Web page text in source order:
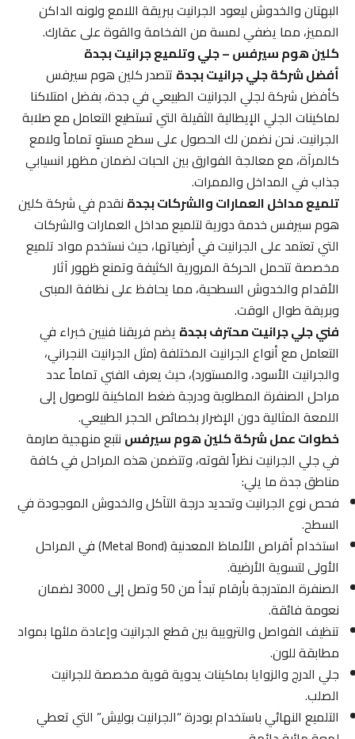
البهتان والخدوش ليعود الجرانيت ببريقة اللامع ولونه الداكن
المميز، مما يضفي لمسة من الفخامة والقوة على عقارك.
كلين هوم سيرفس – جلي وتلميع جرانيت بجدة
أفضل شركة جلي جرانيت بجدةتتصدر كلين هوم سيرفس
كأفضل شركة لجلي الجرانيت الطبيعي في جدة، بفضل امتلاكنا
لماكينات الجلي الإيطالية الثقيلة التي تستطيع التعامل مع صلابة
الجرانيت. نحن نضمن لك الحصول على سطح مستوٍ تماماً ولامع
كالمرآة، مع معالجة الفوارق بين الحبات لضمان مظهر انسيابي
جذاب في المداخل والممرات.
تلميع مداخل العمارات والشركات بجدةنقدم في شركة كلين
هوم سيرفس خدمة دورية لتلميع مداخل العمارات والشركات
التي تعتمد على الجرانيت في أرضياتها، حيث نستخدم مواد تلميع
مخصصة تتحمل الحركة المرورية الكثيفة وتمنع ظهور آثار
الأقدام والخدوش السطحية، مما يحافظ على نظافة المبنى
وبريقة طوال الوقت.
فني جلي جرانيت محترف بجدةيضم فريقنا فنيين خبراء في
التعامل مع أنواع الجرانيت المختلفة (مثل الجرانيت النجراني،
والجرانيت الأسود، والمستورد)، حيث يعرف الفني تماماً عدد
مراحل الصنفرة المطلوبة ودرجة ضغط الماكينة للوصول إلى
اللمعة المثالية دون الإضرار بخصائص الحجر الطبيعي.
خطوات عمل شركة كلين هوم سيرفسنتبع منهجية صارمة
في جلي الجرانيت نظراً لقوته، وتتضمن هذه المراحل في كافة
مناطق جدة ما يلي:
فحص نوع الجرانيت وتحديد درجة التآكل والخدوش الموجودة في
السطح.
استخدام أقراص الألماظ المعدنية (Metal Bond) في المراحل
الأولى لتسوية الأرضية.
الصنفرة المتدرجة بأرقام تبدأ من 50 وتصل إلى 3000 لضمان
نعومة فائقة.
تنظيف الفواصل والترويبة بين قطع الجرانيت وإعادة ملئها بمواد
مطابقة للون.
جلي الدرج والزوايا بماكينات يدوية قوية مخصصة للجرانيت
الصلب.
التلميع النهائي باستخدام بودرة “الجرانيت بوليش” التي تعطي